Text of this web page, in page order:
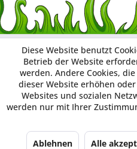
Diese Website benutzt
Betrieb der Website
werden. Andere Cookies,
dieser Website erhöhen
Websites und sozialen
werden nur mit Ihrer
Ablehnen Alle